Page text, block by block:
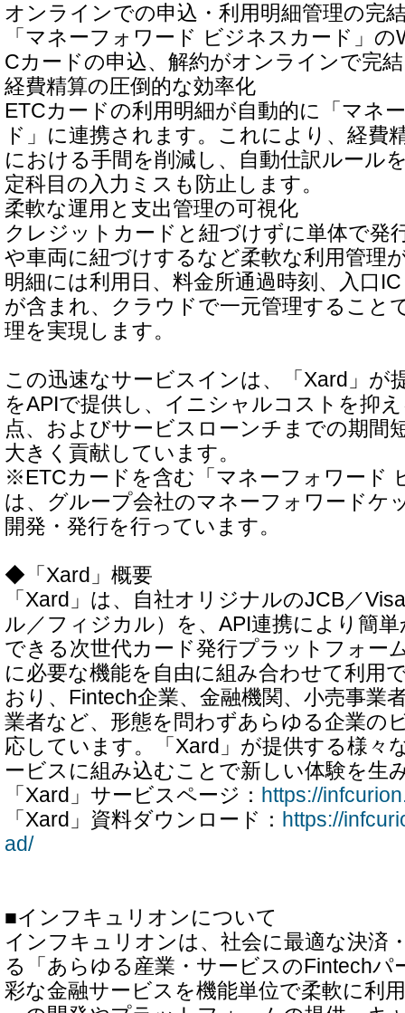
オンラインでの申込・利用明細管理の完
「マネーフォワード ビジネスカード」
Cカードの申込、解約がオンラインで完
経費精算の圧倒的な効率化
ETCカードの利用明細が自動的に「マネ
ド」に連携されます。これにより、経費
における手間を削減し、自動仕訳ルール
定科目の入力ミスも防止します。
柔軟な運用と支出管理の可視化
クレジットカードと紐づけずに単体で発
や車両に紐づけするなど柔軟な利用管理
明細には利用日、料金所通過時刻、入口
が含まれ、クラウドで一元管理すること
理を実現します。
この迅速なサービスインは、「Xard」が
をAPIで提供し、イニシャルコストを抑
点、およびサービスローンチまでの期間
大きく貢献しています。
※ETCカードを含む「マネーフォワード
は、グループ会社のマネーフォワードケ
開発・発行を行っています。
◆「Xard」概要
「Xard」は、自社オリジナルのJCB／
ル／フィジカル）を、API連携により簡
できる次世代カード発行プラットフォー
に必要な機能を自由に組み合わせて利用
おり、Fintech企業、金融機関、小売事業
業者など、形態を問わずあらゆる企業の
応しています。「Xard」が提供する様々
ービスに組み込むことで新しい体験を生
「Xard」サービスページ： https://
「Xard」資料ダウンロード： https://
ad/
■インフキュリオンについて
インフキュリオンは、社会に最適な決済
る「あらゆる産業・サービスのFintechパ
彩な金融サービスを機能単位で柔軟に利